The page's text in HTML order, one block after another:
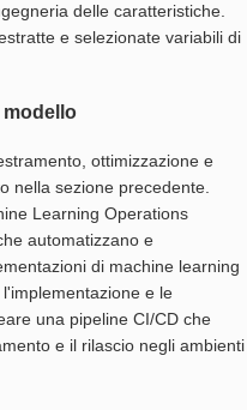
delle caratteristiche.
e selezionate variabili di
modello
ottimizzazione e
nella sezione precedente.
Learning Operations
automatizzano e
di machine learning
e le
una pipeline CI/CD che
e il rilascio negli ambienti